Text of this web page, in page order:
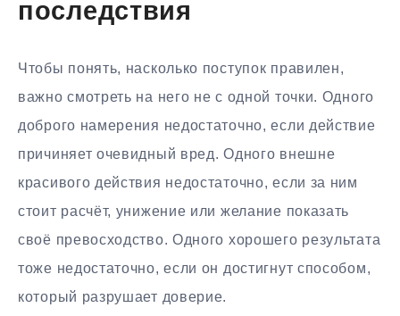
последствия
Чтобы понять, насколько поступок правилен,
важно смотреть на него не с одной точки. Одного
доброго намерения недостаточно, если действие
причиняет очевидный вред. Одного внешне
красивого действия недостаточно, если за ним
стоит расчёт, унижение или желание показать
своё превосходство. Одного хорошего результата
тоже недостаточно, если он достигнут способом,
который разрушает доверие.